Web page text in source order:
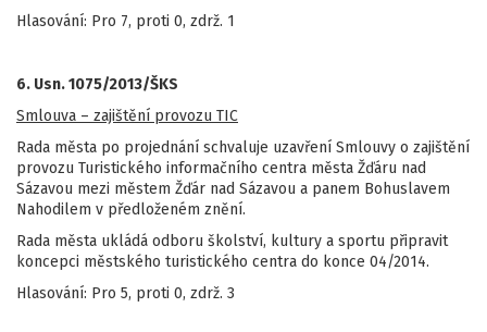
Hlasování: Pro 7, proti 0, zdrž. 1
6. Usn. 1075/2013/ŠKS
Smlouva – zajištění provozu TIC
Rada města po projednání schvaluje uzavření Smlouvy o zajištění
provozu Turistického informačního centra města Žďáru nad
Sázavou mezi městem Žďár nad Sázavou a panem Bohuslavem
Nahodilem v předloženém znění.
Rada města ukládá odboru školství, kultury a sportu připravit
koncepci městského turistického centra do konce 04/2014.
Hlasování: Pro 5, proti 0, zdrž. 3